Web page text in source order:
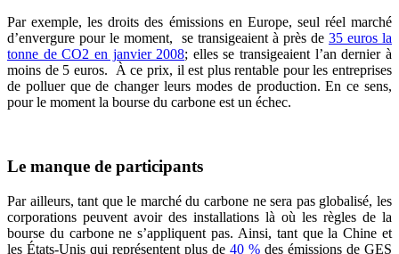
Par exemple, les droits des émissions en Europe, seul réel marché
d’envergure pour le moment, se transigeaient à près de 35 euros la
tonne de CO2 en janvier 2008; elles se transigeaient l’an dernier à
moins de 5 euros. À ce prix, il est plus rentable pour les entreprises
de polluer que de changer leurs modes de production. En ce sens,
pour le moment la bourse du carbone est un échec.
Le manque de participants
Par ailleurs, tant que le marché du carbone ne sera pas globalisé, les
corporations peuvent avoir des installations là où les règles de la
bourse du carbone ne s’appliquent pas. Ainsi, tant que la Chine et
les États-Unis qui représentent plus de 40 % des émissions de GES